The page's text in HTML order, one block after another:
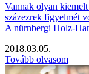
Vannak olyan
százezrek figyelmét
A nürnbergi Holz-
2018.03.05.
Tovább olvasom